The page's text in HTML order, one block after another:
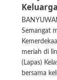
Semangat
meriah di
(Lapas)
bersama